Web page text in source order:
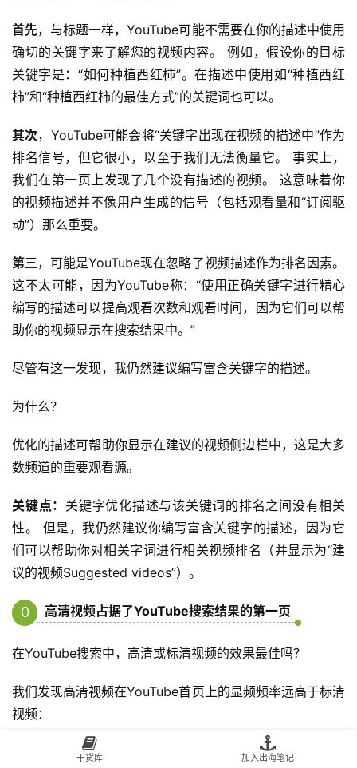
首先，与标题一样，YouTube可能不需要在你的描述中使用
确切的关键字来了解您的视频内容。 例如，假设你的目标
关键字是：“如何种植西红柿”。在描述中使用如“种植西红
柿”和“种植西红柿的最佳方式”的关键词也可以。
其次，YouTube可能会将“关键字出现在视频的描述中”作为
排名信号，但它很小，以至于我们无法衡量它。 事实上，
我们在第一页上发现了几个没有描述的视频。 这意味着你
的视频描述并不像用户生成的信号（包括观看量和“订阅驱
动”）那么重要。
第三，可能是YouTube现在忽略了视频描述作为排名因素。
这不太可能，因为YouTube称：“使用正确关键字进行精心
编写的描述可以提高观看次数和观看时间，因为它们可以帮
助你的视频显示在搜索结果中。”
尽管有这一发现，我仍然建议编写富含关键字的描述。
为什么？
优化的描述可帮助你显示在建议的视频侧边栏中，这是大多
数频道的重要观看源。
关键点： 关键字优化描述与该关键词的排名之间没有相关
性。 但是，我仍然建议你编写富含关键字的描述，因为它
们可以帮助你对相关字词进行相关视频排名（并显示为“建
议的视频Suggested videos”）。
0
高清视频占据了YouTube搜索结果的第一页
在YouTube搜索中，高清或标清视频的效果最佳吗？
我们发现高清视频在YouTube首页上的显频频率远高于标清
视频：
干货库 加入出海笔记